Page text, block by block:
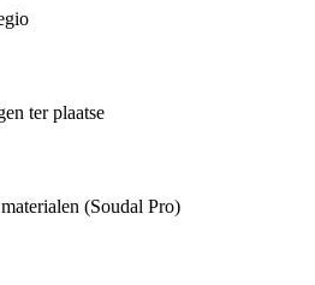
ter plaatse
(Soudal Pro)